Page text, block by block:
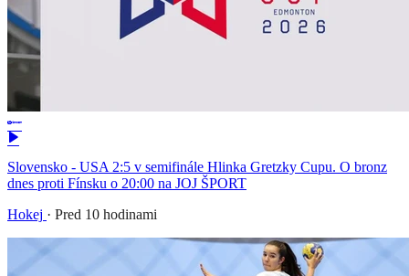
Slovensko - USA 2:5 v semifinále Hlinka Gretzky Cupu. O bronz
dnes proti Fínsku o 20:00 na JOJ ŠPORT
Hokej · Pred 10 hodinami